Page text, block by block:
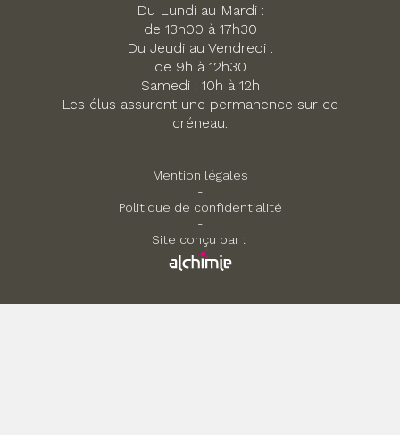
Du Lundi au Mardi :
de 13h00 à 17h30
Du Jeudi au Vendredi :
de 9h à 12h30
Samedi : 10h à 12h
Les élus assurent une permanence sur ce
créneau.
Mention légales
-
Politique de confidentialité
-
Site conçu par :